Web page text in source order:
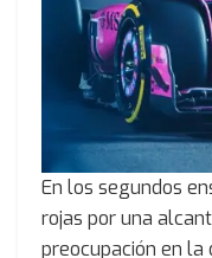
En los segundos
rojas por una
preocupación en la